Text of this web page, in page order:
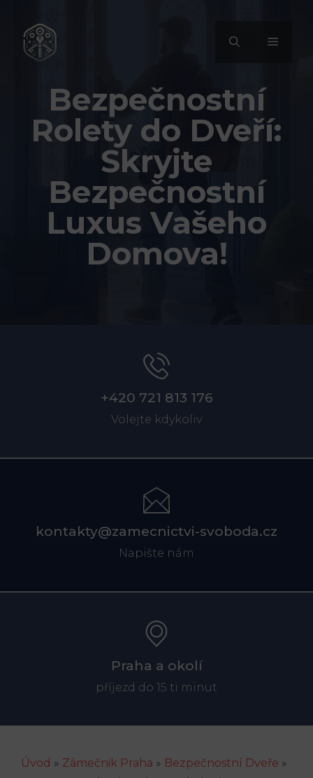
obsah
MENU
Bezpečnostní
Rolety do Dveří:
Skryjte
Bezpečnostní
Luxus Vašeho
Domova!
+420 721 813 176
Volejte kdykoliv
kontakty@zamecnictvi-svoboda.cz
Napište nám
Praha a okolí
příjezd do 15 ti minut
Úvod » Zámečnik Praha » Bezpečnostní Dveře »